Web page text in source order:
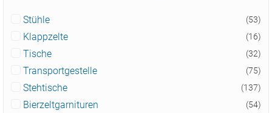
Stühle (53)
Klappzelte (16)
Tische (32)
Transportgestelle (75)
Stehtische (137)
Bierzeltgarnituren (54)